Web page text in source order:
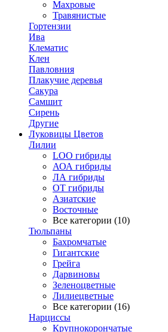
Махровые
Травянистые
Гортензии
Ива
Клематис
Клен
Павловния
Плакучие деревья
Сакура
Самшит
Сирень
Другие
Луковицы Цветов
Лилии
LOO гибриды
АОА гибриды
ЛА гибриды
ОТ гибриды
Азиатские
Восточные
Все категории (10)
Тюльпаны
Бахромчатые
Гигантские
Грейга
Дарвиновы
Зеленоцветные
Лилиецветные
Все категории (16)
Нарциссы
Крупнокорончатые